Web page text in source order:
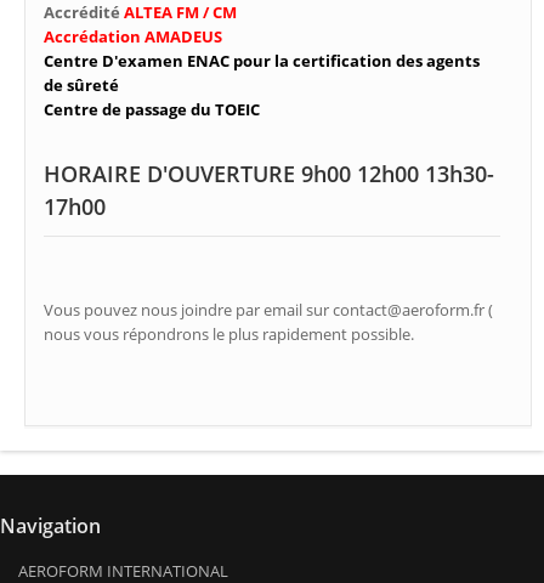
Accrédité ALTEA FM / CM
Accrédation AMADEUS
Centre D'examen ENAC pour la certification des agents
de sûreté
Centre de passage du TOEIC
HORAIRE D'OUVERTURE 9h00 12h00 13h30-
17h00
Vous pouvez nous joindre par email sur contact@aeroform.fr (
nous vous répondrons le plus rapidement possible.
Navigation
AEROFORM INTERNATIONAL